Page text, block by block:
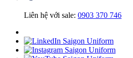
Liên hệ với sale: 0903 370 746